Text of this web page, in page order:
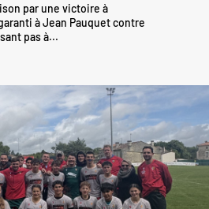
par une victoire à
à Jean Pauquet contre
pas à...